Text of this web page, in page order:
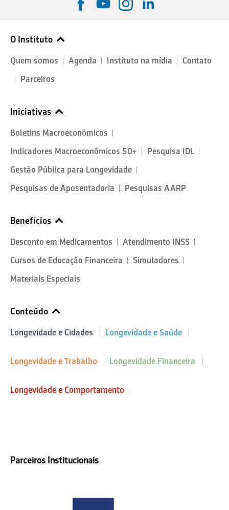
O Instituto
Quem somos Agenda Instituto na mídia
Contato
Parceiros
Iniciativas
Boletins Macroeconômicos
Indicadores Macroeconômicos 50+
Pesquisa IDL
Gestão Pública para Longevidade
Pesquisas de Aposentadoria
Pesquisas AARP
Benefícios
Desconto em Medicamentos
Atendimento INSS
Cursos de Educação Financeira
Simuladores
Materiais Especiais
Conteúdo
Longevidade e Cidades Longevidade e Saúde
Longevidade e Trabalho Longevidade Financeira
Longevidade e Comportamento
Parceiros Institucionais